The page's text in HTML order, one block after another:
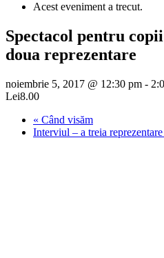
Acest eveniment a trecut.
Spectacol pentru
doua reprezentare
noiembrie 5, 2017 @ 12:30 pm -
Lei8.00
« Când visăm
Interviul – a treia reprezentare